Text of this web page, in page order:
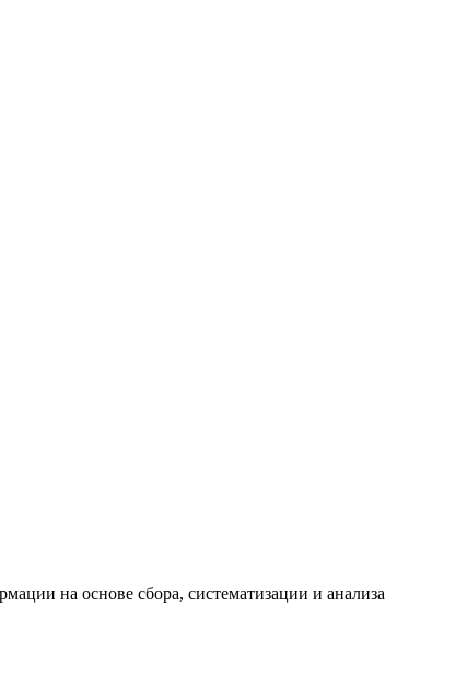
на основе сбора, систематизации и анализа